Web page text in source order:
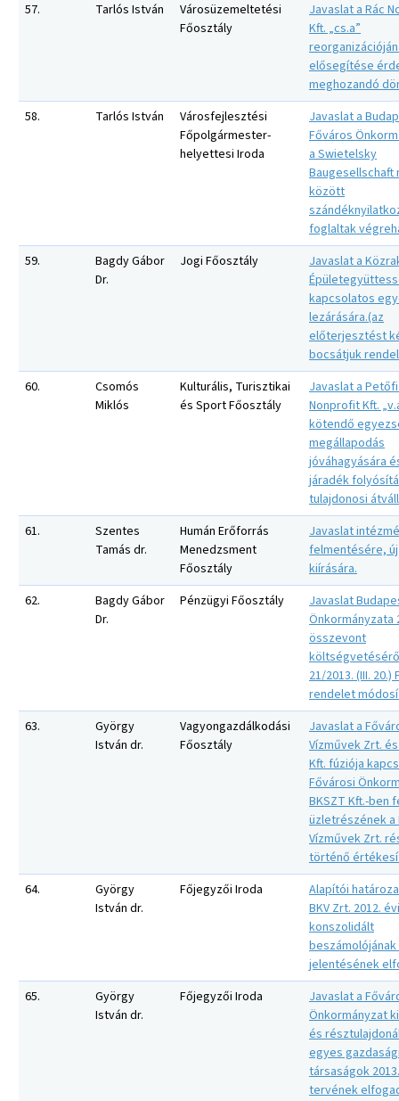
57.
Tarlós István
Városüzemeltetési
Főosztály
Javaslat a Rác
Kft. „cs.a”
elősegítése
meghozandó
58.
Tarlós István
Városfejlesztési
Főpolgármester-
helyettesi Iroda
Javaslat a
Főváros
a Swietelsky
Baugesellschaft
között
foglaltak
59.
Bagdy Gábor
Dr.
Jogi Főosztály
Javaslat a
kapcsolatos
lezárására.(az
előterjesztést
bocsátjuk
60.
Csomós
Miklós
Kulturális, Turisztikai
és Sport Főosztály
Javaslat a
Nonprofit Kft.
kötendő
megállapodás
jóváhagyására
járadék
tulajdonosi
61.
Szentes
Tamás dr.
Humán Erőforrás
Menedzsment
Főosztály
Javaslat
felmentésére,
kiírására.
62.
Bagdy Gábor
Dr.
Pénzügyi Főosztály
Javaslat
Önkormányzata
összevont
21/2013. (III. 20.)
rendelet
63.
György
István dr.
Vagyongazdálkodási
Főosztály
Javaslat a
Vízművek Zrt.
Kft. fúziója
Fővárosi
BKSZT Kft.-ben
üzletrészének a
Vízművek Zrt.
történő
64.
György
István dr.
Főjegyzői Iroda
Alapítói
BKV Zrt. 2012. évi
konszolidált
jelentésének
65.
György
István dr.
Főjegyzői Iroda
Javaslat a
Önkormányzat
és
egyes
társaságok
tervének